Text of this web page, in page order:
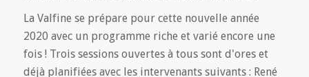
La Valfine se prépare pour cette nouvelle année
2020 avec un programme riche et varié encore une
fois ! Trois sessions ouvertes à tous sont d'ores et
déjà planifiées avec les intervenants suivants : René